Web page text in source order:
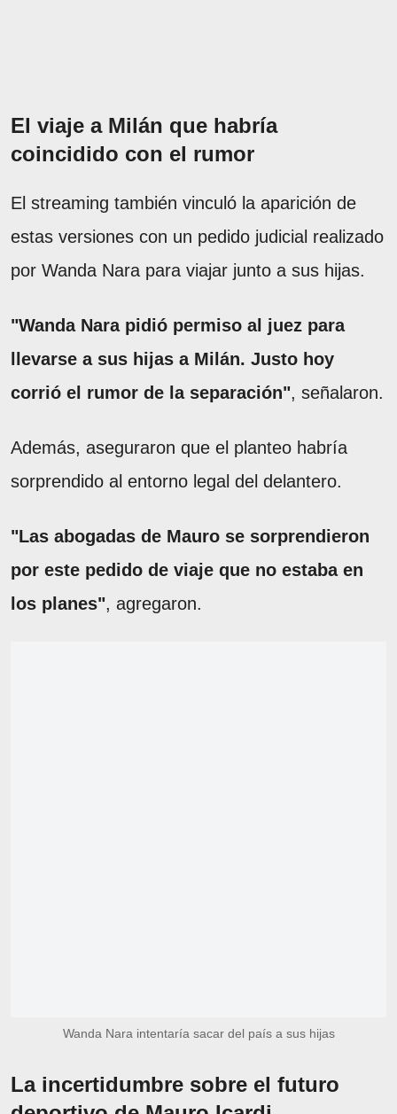
El viaje a Milán que habría
coincidido con el rumor
El streaming también vinculó la aparición de
estas versiones con un pedido judicial realizado
por Wanda Nara para viajar junto a sus hijas.
"Wanda Nara pidió permiso al juez para
llevarse a sus hijas a Milán. Justo hoy
corrió el rumor de la separación", señalaron.
Además, aseguraron que el planteo habría
sorprendido al entorno legal del delantero.
"Las abogadas de Mauro se sorprendieron
por este pedido de viaje que no estaba en
los planes", agregaron.
Wanda Nara intentaría sacar del país a sus hijas
La incertidumbre sobre el futuro